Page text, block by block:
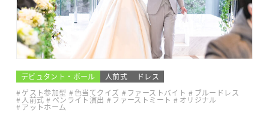
デビュタント・ボール 人前式
ドレス
ゲスト参加型
色当てクイズ ファーストバイト ブルードレス
人前式 ペンライト演出 ファーストミート オリジナル
アットホーム